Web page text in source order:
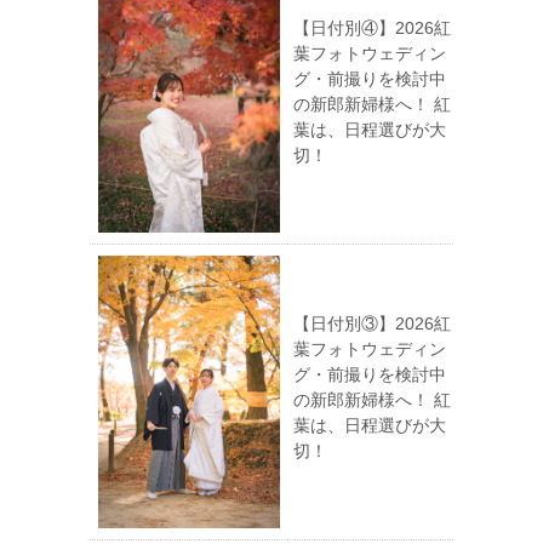
【日付別④】2026紅
葉フォトウェディン
グ・前撮りを検討中
の新郎新婦様へ！ 紅
葉は、日程選びが大
切！
【日付別③】2026紅
葉フォトウェディン
グ・前撮りを検討中
の新郎新婦様へ！ 紅
葉は、日程選びが大
切！